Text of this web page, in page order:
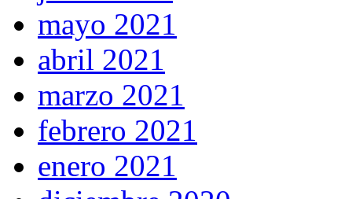
mayo 2021
abril 2021
marzo 2021
febrero 2021
enero 2021